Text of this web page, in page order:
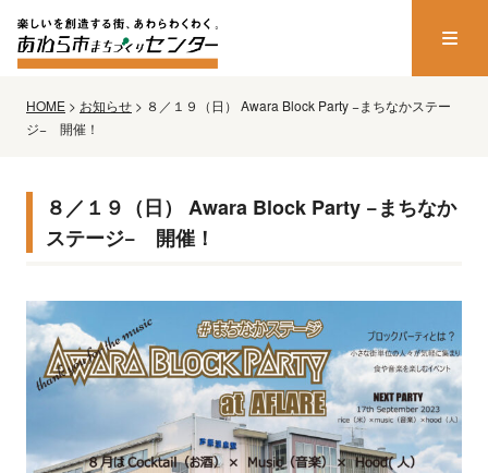
HOME > お知らせ > ８／１９（日） Awara Block Party −まちなかステー
ジ− 開催！
８／１９（日） Awara Block Party −まちなか
ステージ− 開催！